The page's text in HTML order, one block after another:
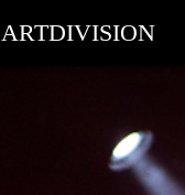
ARTDIVISION